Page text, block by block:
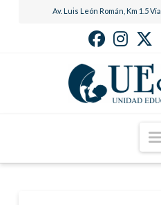
Av. Luis León Román, Km 1.5